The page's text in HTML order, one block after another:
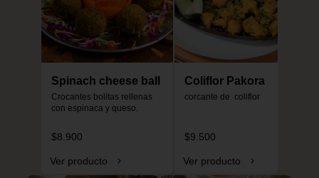
Spinach cheese ball
Crocantes bolitas rellenas
con espinaca y queso.
$8.900
Ver producto
Coliflor Pakora
corcante de  coliflor
$9.500
Ver producto